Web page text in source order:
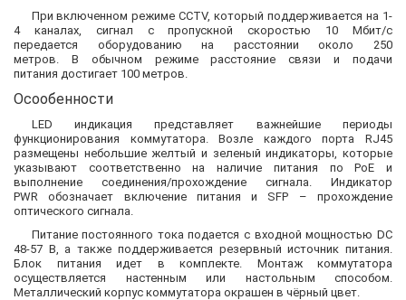
При включенном режиме CCTV, который поддерживается на 1-
4 каналах, сигнал с пропускной скоростью 10 Мбит/с
передается оборудованию на расстоянии около 250
метров. В обычном режиме расстояние связи и подачи
питания достигает 100 метров.
Осообенности
LED индикация представляет важнейшие периоды
функционирования коммутатора. Возле каждого порта RJ45
размещены небольшие желтый и зеленый индикаторы, которые
указывают соответственно на наличие питания по PoE и
выполнение соединения/прохождение сигнала. Индикатор
PWR обозначает включение питания и SFP – прохождение
оптического сигнала.
Питание постоянного тока подается с входной мощностью DC
48-57 B, а также поддерживается резервный источник питания.
Блок питания идет в комплекте. Монтаж коммутатора
осуществляется настенным или настольным способом.
Металлический корпус коммутатора окрашен в чёрный цвет.